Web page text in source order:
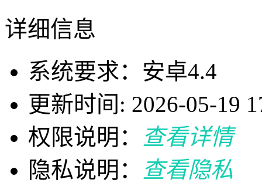
详细信息
系统要求：安卓4.4
更新时间: 2026-05-19
权限说明：
查看详情
隐私说明：
查看隐私